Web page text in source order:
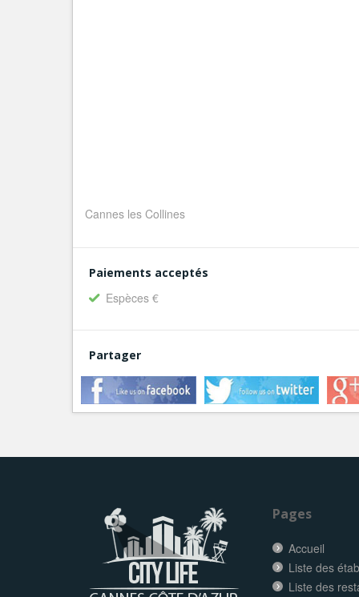
Cannes les Collines
Paiements acceptés
Espèces €
Partager
Pages
Accueil
Liste des
Liste des